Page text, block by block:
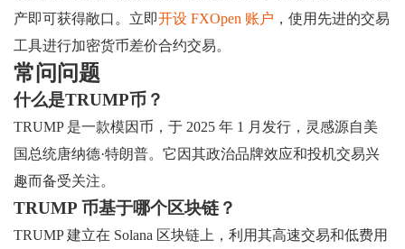
产即可获得敞口。立即开设 FXOpen 账户 ，使用先进的交易
工具进行加密货币差价合约交易。
常问问题
什么是TRUMP币？
TRUMP 是一款模因币，于 2025 年 1 月发行，灵感源自美
国总统唐纳德·特朗普。它因其政治品牌效应和投机交易兴
趣而备受关注。
TRUMP 币基于哪个区块链？
TRUMP 建立在 Solana 区块链上，利用其高速交易和低费用